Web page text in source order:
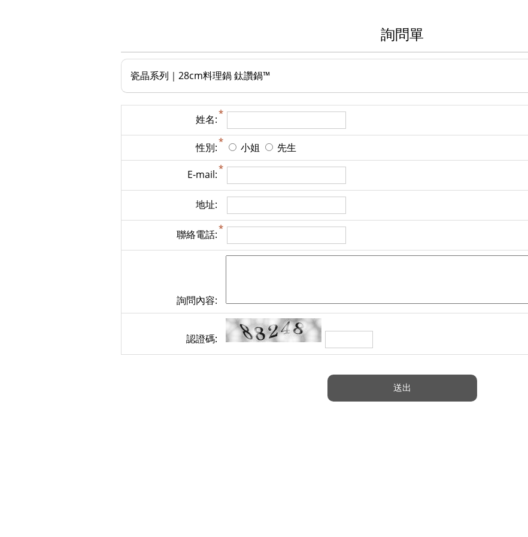
詢問單
瓷晶系列｜28cm料理鍋 鈦讚鍋™
姓名:
性別: 小姐 先生
E-mail:
地址:
聯絡電話:
詢問內容:
認證碼: